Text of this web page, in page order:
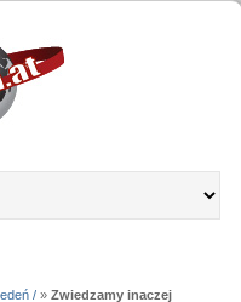
/ »Zwiedzamy inaczej